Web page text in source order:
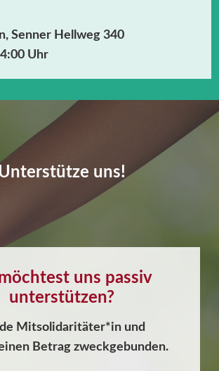
Senner Hellweg 340
Uhr
uns!
uns passiv
unterstützen?
Mitsolidaritäter*in und
Betrag zweckgebunden.